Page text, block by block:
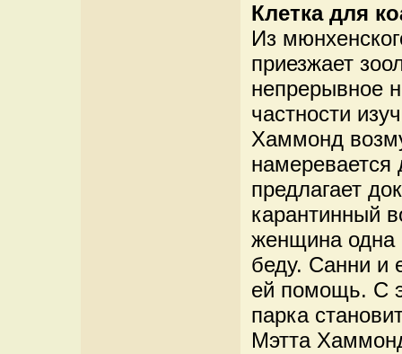
Клетка для
Из
приезжает
непрерывное
частности
Хаммонд
намеревается
предлагает
карантинный
женщина одна
беду. Санни и
ей помощь. С
парка
Мэтта